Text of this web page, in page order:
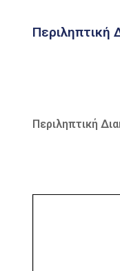
Περιληπτική
Περιληπτική